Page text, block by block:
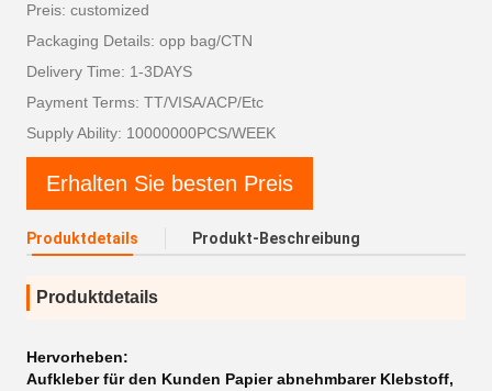
Preis: customized
Packaging Details: opp bag/CTN
Delivery Time: 1-3DAYS
Payment Terms: TT/VISA/ACP/Etc
Supply Ability: 10000000PCS/WEEK
Erhalten Sie besten Preis
Produktdetails Produkt-Beschreibung
Produktdetails
Hervorheben:
Aufkleber für den Kunden Papier abnehmbarer Klebstoff,